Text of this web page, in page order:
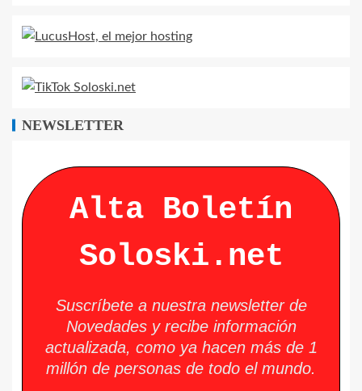
NEWSLETTER
Alta Boletín
Soloski.net
Suscríbete a nuestra newsletter de
Novedades y recibe información
actualizada, como ya hacen más de 1
millón de personas de todo el mundo.